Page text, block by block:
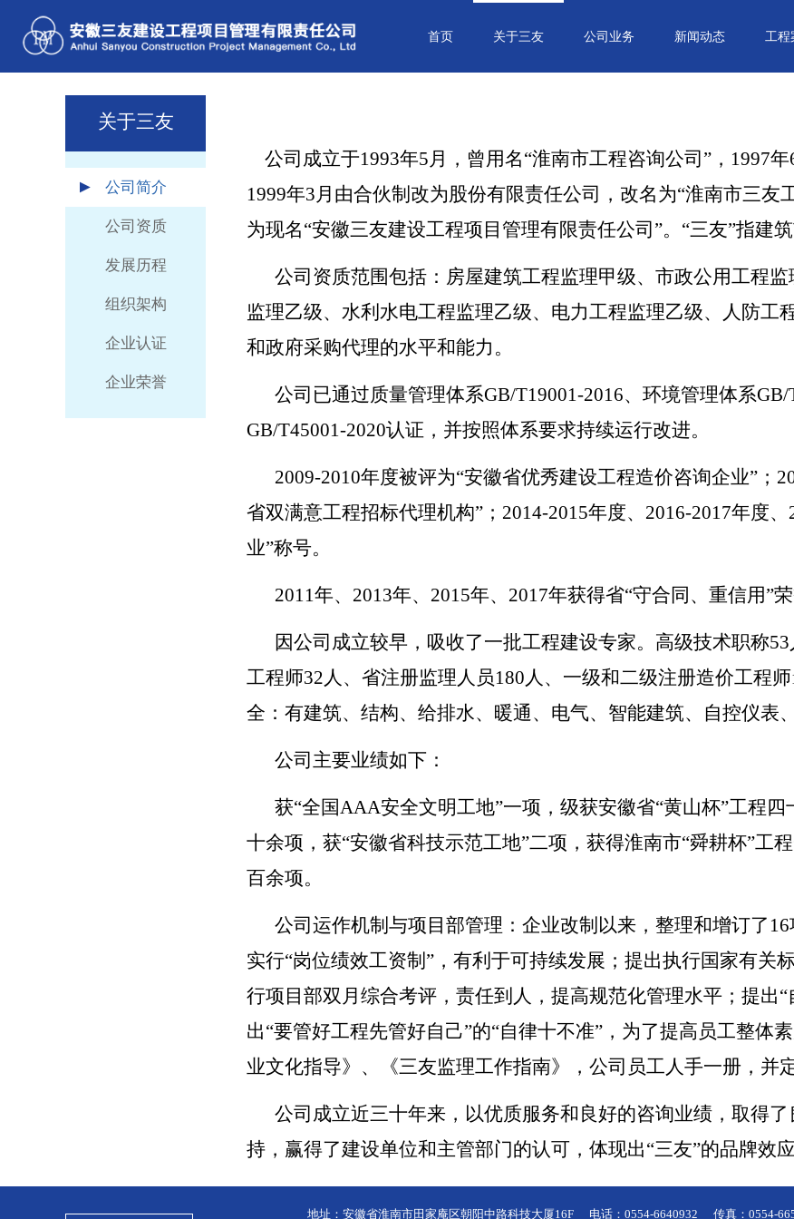
首页 关于三友 公司业务 新闻动态 工程
关于三友
公司简介
公司资质
发展历程
组织架构
企业认证
企业荣誉
公司成立于1993年5月，曾用名“淮南市工程咨询公司”，1997年
1999年3月由合伙制改为股份有限责任公司，改名为“淮南市三
为现名“安徽三友建设工程项目管理有限责任公司”。“三友”指建
公司资质范围包括：房屋建筑工程监理甲级、市政公用工程
监理乙级、水利水电工程监理乙级、电力工程监理乙级、人防工
和政府采购代理的水平和能力。
公司已通过质量管理体系GB/T19001-2016、环境管理体系
GB/T45001-2020认证，并按照体系要求持续运行改进。
2009-2010年度被评为“安徽省优秀建设工程造价咨询企业”；
省双满意工程招标代理机构”；2014-2015年度、2016-2017年度
业”称号。
2011年、2013年、2015年、2017年获得省“守合同、重信用”荣
因公司成立较早，吸收了一批工程建设专家。高级技术职称
工程师32人、省注册监理人员180人、一级和二级注册造价工程师
全：有建筑、结构、给排水、暖通、电气、智能建筑、自控仪表
公司主要业绩如下：
获“全国AAA安全文明工地”一项，级获安徽省“黄山杯”工程
十余项，获“安徽省科技示范工地”二项，获得淮南市“舜耕杯”工
百余项。
公司运作机制与项目部管理：企业改制以来，整理和增订了
实行“岗位绩效工资制”，有利于可持续发展；提出执行国家有关
行项目部双月综合考评，责任到人，提高规范化管理水平；提出
出“要管好工程先管好自己”的“自律十不准”，为了提高员工整体
业文化指导》、《三友监理工作指南》，公司员工人手一册，并
公司成立近三十年来，以优质服务和良好的咨询业绩，取得
持，赢得了建设单位和主管部门的认可，体现出“三友”的品牌效应
地址：安徽省淮南市田家庵区朝阳中路科技大厦16F 电话：0554-6640932 传真：0554-